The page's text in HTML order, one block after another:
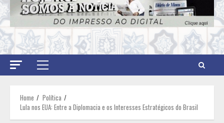
Primary
Home
Política
Lula nos EUA: Entre a Diplomacia e os Interesses Estratégicos do Brasil